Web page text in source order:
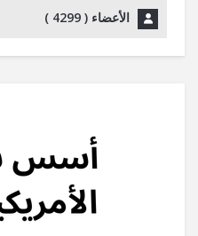
الأعضاء ( 4299
)